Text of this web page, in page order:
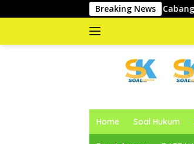
ke
Breaking News
Musyawarah Cabang Ke-III Asosiasi
dan
Home Soal Hukum